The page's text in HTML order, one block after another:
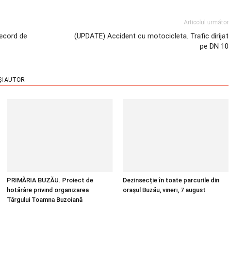
de
Articolul următor
(UPDATE) Accident cu motocicleta. Trafic dirijat
pe DN 10
AUTOR
PRIMĂRIA BUZĂU. Proiect de
hotărâre privind organizarea
Târgului Toamna Buzoiană
Dezinsecție în toate parcurile din
orașul Buzău, vineri, 7 august